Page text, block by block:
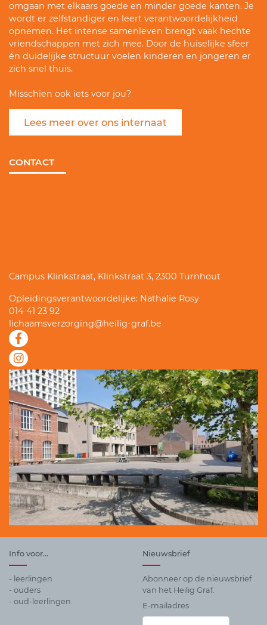
omgaan met elkaars goede en minder goede kanten. Je
wordt er zelfstandiger en leert verantwoordelijkheid
opnemen. Het intense samenleven brengt vaak hechte
vriendschappen met zich mee. Door de huiselijke sfeer
én duidelijke structuur voelen kinderen en jongeren er
zich snel thuis.
Misschien ook iets voor jou?
Lees meer over ons internaat
CONTACT
Campus Klinkstraat, Klinkstraat 3, 2300 Turnhout
Opleidingsverantwoordelijke: Nathalie Rosy
014 41 23 92
lichaamsverzorging@heilig-graf.be
Info voor...
- leerlingen
- ouders
- oud-leerlingen
Nieuwsbrief
Abonneer op de nieuwsbrief
van het Heilig Graf.
E-mailadres